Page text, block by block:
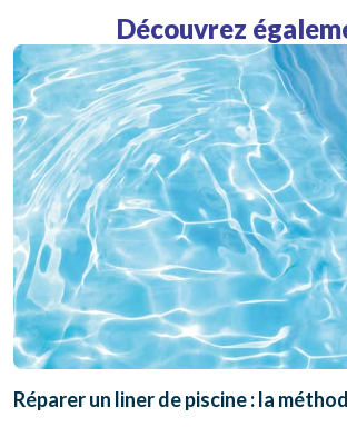
Découvrez
Réparer un liner de piscine : la